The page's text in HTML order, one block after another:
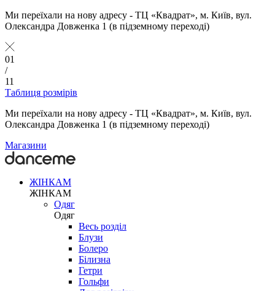
Ми переїхали на нову адресу - ТЦ «Квадрат», м. Київ, вул.
Олександра Довженка 1 (в підземному переході)
01
/
11
Таблиця розмірів
Ми переїхали на нову адресу - ТЦ «Квадрат», м. Київ, вул.
Олександра Довженка 1 (в підземному переході)
Магазини
ЖІНКАМ
ЖІНКАМ
Одяг
Одяг
Весь розділ
Блузи
Болеро
Білизна
Гетри
Гольфи